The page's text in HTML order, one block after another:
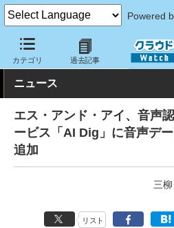
Powered
カテゴリ 過去記事
クラウド Watch サービス・ソフト
ニュース
エス・アンド・アイ、音声
ービス「AI Dig」に音声デ
追加
三
リスト